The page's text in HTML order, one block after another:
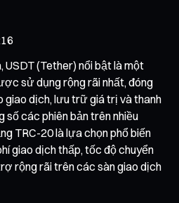
USDT (Tether) nổi bật là một
sử dụng rộng rãi nhất, đóng
giao dịch, lưu trữ giá trị và thanh
số các phiên bản trên nhiều
TRC-20 là lựa chọn phổ biến
giao dịch thấp, tốc độ chuyển
rộng rãi trên các sàn giao dịch